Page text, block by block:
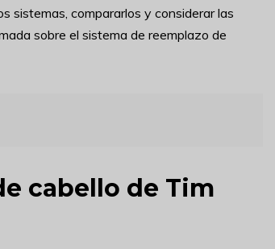
sistemas, compararlos y considerar las
sobre el sistema de reemplazo de
cabello de Tim